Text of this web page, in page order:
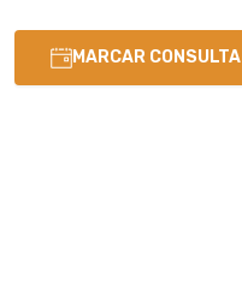
MARCAR CONSULTA